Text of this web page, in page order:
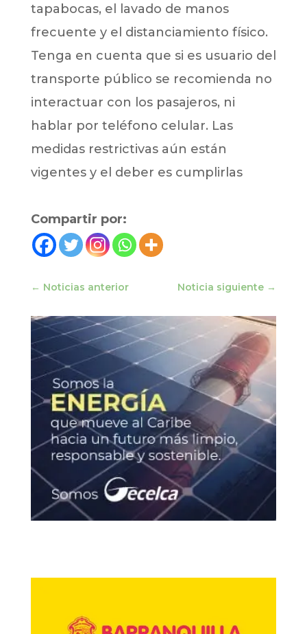
tapabocas, el lavado de manos
frecuente y el distanciamiento físico.
Tenga en cuenta que si es usuario del
transporte público se recomienda no
interactuar con los pasajeros, ni
hablar por teléfono celular. Las
medidas restrictivas aún están
vigentes y el deber es cumplirlas
Compartir por:
← Noticias anterior Noticia siguiente →